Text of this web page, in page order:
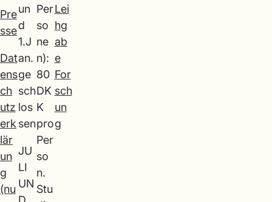
Pre
sse
Dat
ens
ch
utz
erk
lär
un
g
(nu
un
d
1.J
an.
ge
sch
los
sen
JU
LI
UN
Per
so
ne
n):
80
DK
K
pro
Per
so
n.
Stu
Lei
hg
ab
e
For
sch
un
g